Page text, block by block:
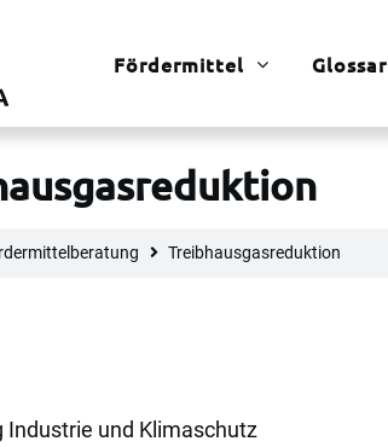
Fördermittel Glossar
Treibhausgasreduktion
Industrie und Klimaschutz